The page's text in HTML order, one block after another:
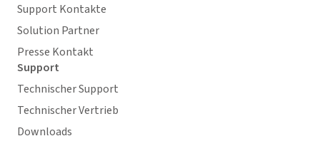
Support Kontakte
Solution Partner
Presse Kontakt
Support
Technischer Support
Technischer Vertrieb
Downloads